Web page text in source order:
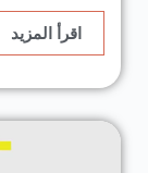
اقرأ المزيد